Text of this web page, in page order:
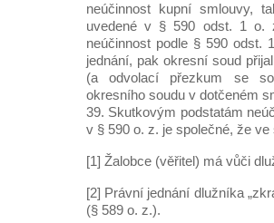
neúčinnost kupní smlouvy,
uvedené v § 590 odst. 1 o.
neúčinnost podle § 590 odst.
jednání, pak okresní soud
(a odvolací přezkum se
okresního soudu v dotčeném
39. Skutkovým podstatám
v § 590 o. z. je společné, že
[1] Žalobce (věřitel) má vůči
[2] Právní jednání dlužníka
(§ 589 o. z.).